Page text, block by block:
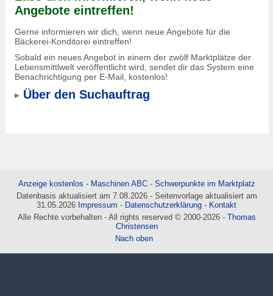
Angebote eintreffen!
Gerne informieren wir dich, wenn neue Angebote für die
Bäckerei-Konditorei eintreffen!
Sobald ein neues Angebot in einem der zwölf Marktplätze der
Lebensmittlwelt veröffentlicht wird, sendet dir das System eine
Benachrichtigung per E-Mail, kostenlos!
Über den Suchauftrag
Anzeige kostenlos - Maschinen ABC- Schwerpunkte im Marktplatz
Datenbasis aktualisiert am 7.08.2026 - Seitenvorlage aktualisiert am
31.05.2026 Impressum - Datenschutzerklärung - Kontakt
Alle Rechte vorbehalten - All rights reserved © 2000-2026 - Thomas
Christensen
Nach oben